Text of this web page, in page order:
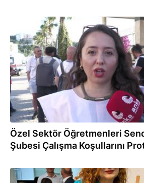
30.05.2024
Özel Sektör Öğretmenleri
Şubesi Çalışma Koşullarını
19.04.2024